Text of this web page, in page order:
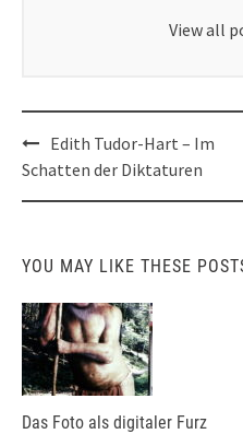
View all
Post
navigation
Edith Tudor-Hart – Im
Schatten der Diktaturen
YOU MAY LIKE THESE
Das Foto als digitaler Furz